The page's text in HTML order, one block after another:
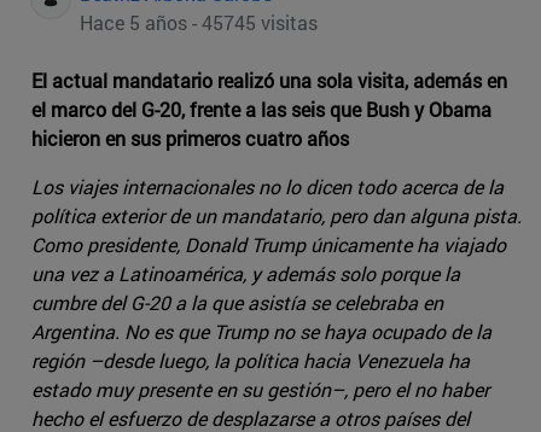
Hace 5 años - 45745 visitas
El actual mandatario realizó una sola visita, además en
el marco del G-20, frente a las seis que Bush y Obama
hicieron en sus primeros cuatro años
Los viajes internacionales no lo dicen todo acerca de la
política exterior de un mandatario, pero dan alguna pista.
Como presidente, Donald Trump únicamente ha viajado
una vez a Latinoamérica, y además solo porque la
cumbre del G-20 a la que asistía se celebraba en
Argentina. No es que Trump no se haya ocupado de la
región –desde luego, la política hacia Venezuela ha
estado muy presente en su gestión–, pero el no haber
hecho el esfuerzo de desplazarse a otros países del